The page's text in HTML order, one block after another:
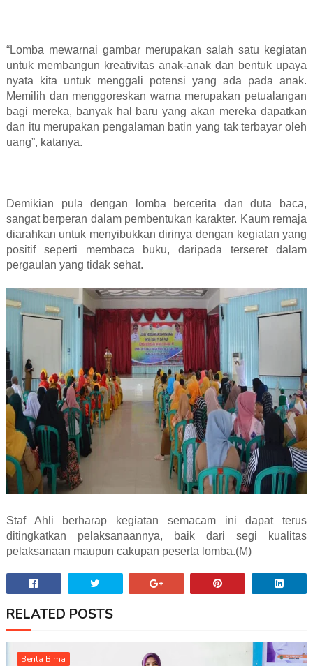
“Lomba mewarnai gambar merupakan salah satu kegiatan
untuk membangun kreativitas anak-anak dan bentuk upaya
nyata kita untuk menggali potensi yang ada pada anak.
Memilih dan menggoreskan warna merupakan petualangan
bagi mereka, banyak hal baru yang akan mereka dapatkan
dan itu merupakan pengalaman batin yang tak terbayar oleh
uang”, katanya.
Demikian pula dengan lomba bercerita dan duta baca,
sangat berperan dalam pembentukan karakter. Kaum remaja
diarahkan untuk menyibukkan dirinya dengan kegiatan yang
positif seperti membaca buku, daripada terseret dalam
pergaulan yang tidak sehat.
Staf Ahli berharap kegiatan semacam ini dapat terus
ditingkatkan pelaksanaannya, baik dari segi kualitas
pelaksanaan maupun cakupan peserta lomba.(M)
RELATED POSTS
Berita Bima